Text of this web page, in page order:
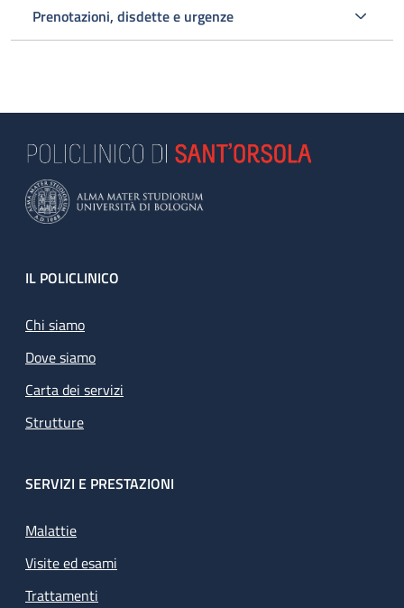
Prenotazioni, disdette e urgenze
Footer
IL POLICLINICO
Chi siamo
Dove siamo
Carta dei servizi
Strutture
SERVIZI E PRESTAZIONI
Malattie
Visite ed esami
Trattamenti